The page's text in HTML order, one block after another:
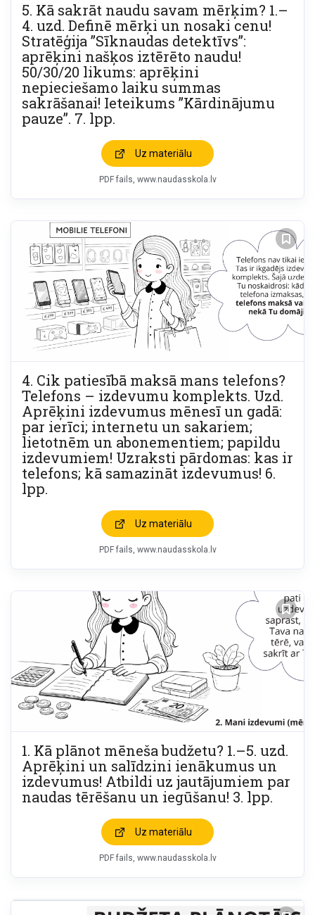
5. Kā sakrāt naudu savam mērķim? 1.–
4. uzd. Definē mērķi un nosaki cenu!
Stratēģija ”Sīknaudas detektīvs”:
aprēķini našķos iztērēto naudu!
50/30/20 likums: aprēķini
nepieciešamo laiku summas
sakrāšanai! Ieteikums ”Kārdinājumu
pauze”. 7. lpp.
Uz materiālu
PDF fails www.naudasskola.lv
4. Cik patiesībā maksā mans telefons?
Telefons – izdevumu komplekts. Uzd.
Aprēķini izdevumus mēnesī un gadā:
par ierīci; internetu un sakariem;
lietotnēm un abonementiem; papildu
izdevumiem! Uzraksti pārdomas: kas ir
telefons; kā samazināt izdevumus! 6.
lpp.
Uz materiālu
PDF fails www.naudasskola.lv
1. Kā plānot mēneša budžetu? 1.–5. uzd.
Aprēķini un salīdzini ienākumus un
izdevumus! Atbildi uz jautājumiem par
naudas tērēšanu un iegūšanu! 3. lpp.
Uz materiālu
PDF fails www.naudasskola.lv